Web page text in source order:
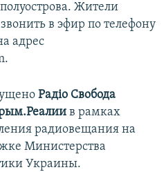
Жители
в эфир по телефону
адрес
Радіо Свобода
в рамках
радиовещания на
Министерства
Украины.